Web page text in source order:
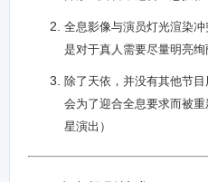
全息影像与演员灯光渲染
是对于真人需要尽量明亮绚
除了天依，并没有其他节
会为了迎合全息要求而被
星演出）